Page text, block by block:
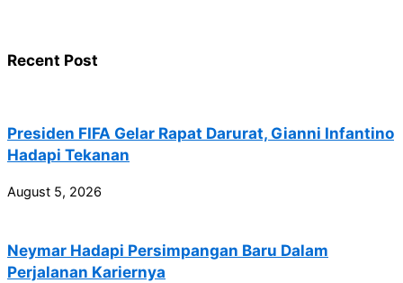
Recent Post
Presiden FIFA Gelar Rapat Darurat, Gianni Infantino
Hadapi Tekanan
August 5, 2026
Neymar Hadapi Persimpangan Baru Dalam
Perjalanan Kariernya